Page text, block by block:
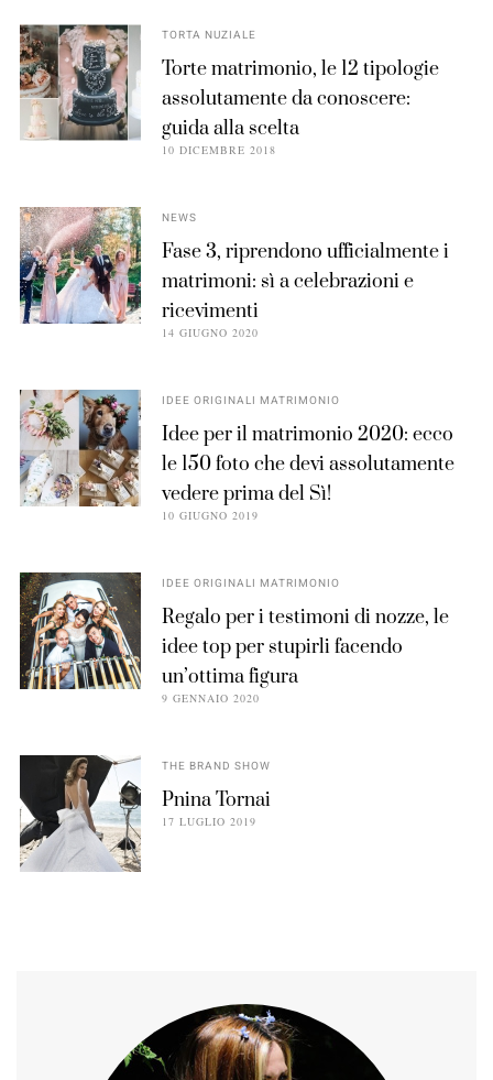
TORTA NUZIALE
Torte matrimonio, le 12 tipologie
assolutamente da conoscere:
guida alla scelta
10 DICEMBRE 2018
NEWS
Fase 3, riprendono ufficialmente i
matrimoni: sì a celebrazioni e
ricevimenti
14 GIUGNO 2020
IDEE ORIGINALI MATRIMONIO
Idee per il matrimonio 2020: ecco
le 150 foto che devi assolutamente
vedere prima del Sì!
10 GIUGNO 2019
IDEE ORIGINALI MATRIMONIO
Regalo per i testimoni di nozze, le
idee top per stupirli facendo
un’ottima figura
9 GENNAIO 2020
THE BRAND SHOW
Pnina Tornai
17 LUGLIO 2019